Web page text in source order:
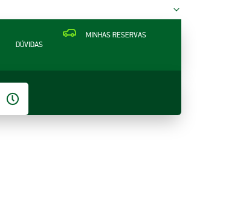
MINHAS RESERVAS
DÚVIDAS